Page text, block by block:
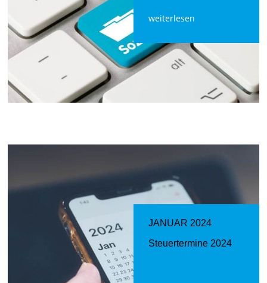
weiterlesen
JANUAR 2024
Steuertermine 2024